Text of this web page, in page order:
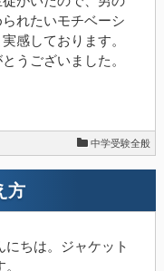
れたいモチベーシ
感しております。
うございました。
中学受験全般
方
にちは。ジャケット